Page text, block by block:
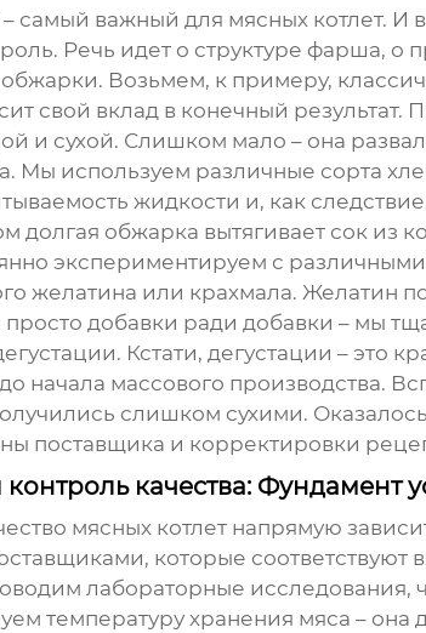
самый важный для мясных котлет. И
роль. Речь идет о структуре фарша,
Возьмем, к примеру,
свой вклад в конечный
и сухой. Слишком мало – она
Мы используем различные сорта
жидкости и, как
обжарка вытягивает сок из
экспериментируем с
желатина или крахмала. Желатин
просто добавки ради добавки – мы
Кстати, дегустации – это
начала массового производства.
слишком сухими.
поставщика и корректировки
качества: Фундамент
мясных котлетнапрямую
которые соответствуют
лабораторные исследования,
температуру хранения мяса – она